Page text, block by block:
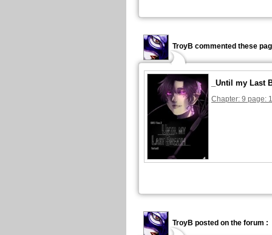
TroyB commented these
_Until my Last
Chapter: 9 page: 1
TroyB posted on the forum :